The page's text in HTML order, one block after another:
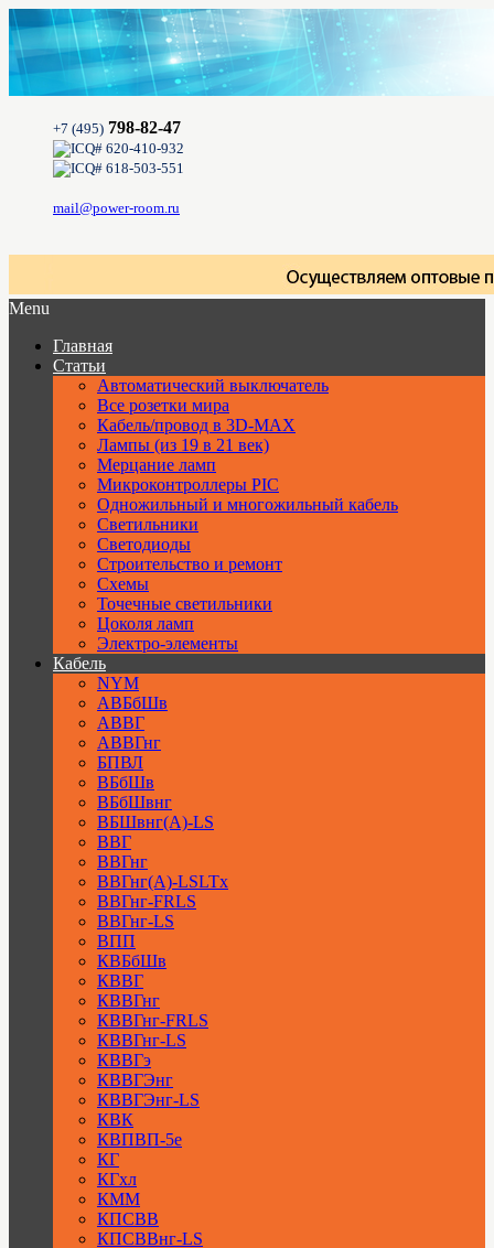
+7 (495) 798-82-47
620-410-932
618-503-551
mail@power-room.ru
Menu
Главная
Статьи
Автоматический выключатель
Все розетки мира
Кабель/провод в 3D-MAX
Лампы (из 19 в 21 век)
Мерцание ламп
Микроконтроллеры PIC
Одножильный и многожильный кабель
Светильники
Светодиоды
Строительство и ремонт
Схемы
Точечные светильники
Цоколя ламп
Электро-элементы
Кабель
NYM
АВБбШв
АВВГ
АВВГнг
БПВЛ
ВБбШв
ВБбШвнг
ВБШвнг(А)-LS
ВВГ
ВВГнг
ВВГнг(А)-LSLTx
ВВГнг-FRLS
ВВГнг-LS
ВПП
КВБбШв
КВВГ
КВВГнг
КВВГнг-FRLS
КВВГнг-LS
КВВГэ
КВВГЭнг
КВВГЭнг-LS
КВК
КВПВП-5е
КГ
КГхл
КММ
КПСВВ
КПСВВнг-LS